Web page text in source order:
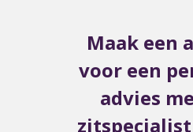
Maak een
voor een
advies